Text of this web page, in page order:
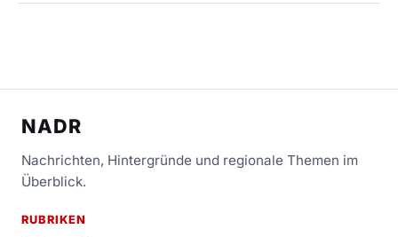
NADR
Nachrichten, Hintergründe und regionale Themen im
Überblick.
RUBRIKEN